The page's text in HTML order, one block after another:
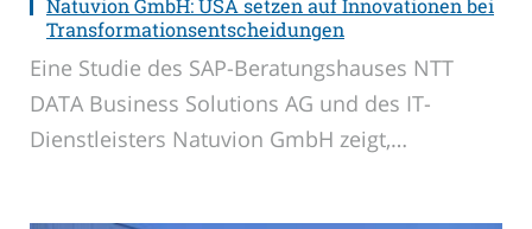
Natuvion GmbH: USA setzen auf Innovationen bei
Transformationsentscheidungen
Eine Studie des SAP-Beratungshauses NTT
DATA Business Solutions AG und des IT-
Dienstleisters Natuvion GmbH zeigt,…